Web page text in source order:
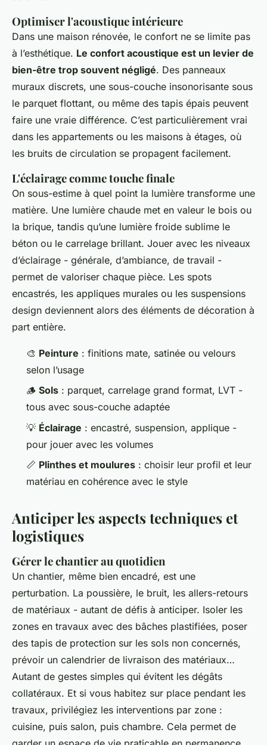
Optimiser l'acoustique intérieure
Dans une maison rénovée, le confort ne se limite pas
à l’esthétique. Le confort acoustique est un levier de
bien-être trop souvent négligé. Des panneaux
muraux discrets, une sous-couche insonorisante sous
le parquet flottant, ou même des tapis épais peuvent
faire une vraie différence. C’est particulièrement vrai
dans les appartements ou les maisons à étages, où
les bruits de circulation se propagent facilement.
L'éclairage comme touche finale
On sous-estime à quel point la lumière transforme une
matière. Une lumière chaude met en valeur le bois ou
la brique, tandis qu’une lumière froide sublime le
béton ou le carrelage brillant. Jouer avec les niveaux
d’éclairage - générale, d’ambiance, de travail -
permet de valoriser chaque pièce. Les spots
encastrés, les appliques murales ou les suspensions
design deviennent alors des éléments de décoration à
part entière.
🎨 Peinture : finitions mate, satinée ou velours
selon l’usage
🪵 Sols : parquet, carrelage grand format, LVT -
tous avec sous-couche adaptée
💡 Éclairage : encastré, suspension, applique -
pour jouer avec les volumes
📏 Plinthes et moulures : choisir leur profil et leur
matériau en cohérence avec le style
Anticiper les aspects techniques et
logistiques
Gérer le chantier au quotidien
Un chantier, même bien encadré, est une
perturbation. La poussière, le bruit, les allers-retours
de matériaux - autant de défis à anticiper. Isoler les
zones en travaux avec des bâches plastifiées, poser
des tapis de protection sur les sols non concernés,
prévoir un calendrier de livraison des matériaux…
Autant de gestes simples qui évitent les dégâts
collatéraux. Et si vous habitez sur place pendant les
travaux, privilégiez les interventions par zone :
cuisine, puis salon, puis chambre. Cela permet de